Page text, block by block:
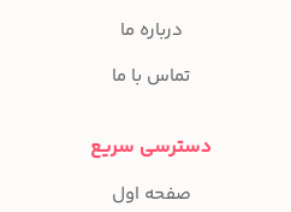
درباره ما
تماس با ما
دسترسی سریع
صفحه اول